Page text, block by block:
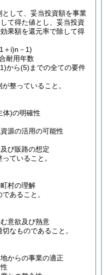
して、妥当投資額を事業
て得た値とし、妥当投資
果額を還元率で除して得
＋i)n－1)
用年数
ら(5)までの全ての要件
整っていること。
体)の明確性
源の活用の可能性
び販路の想定
ていること。
村の理解
あること。
意欲及び熱意
なものであること。
からの事業の適正